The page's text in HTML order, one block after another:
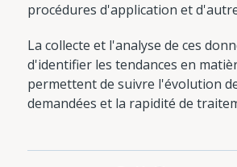
procédures d'application et
La collecte et l'analyse de ces
d'identifier les tendances en
permettent de suivre l'évolution
demandées et la rapidité de